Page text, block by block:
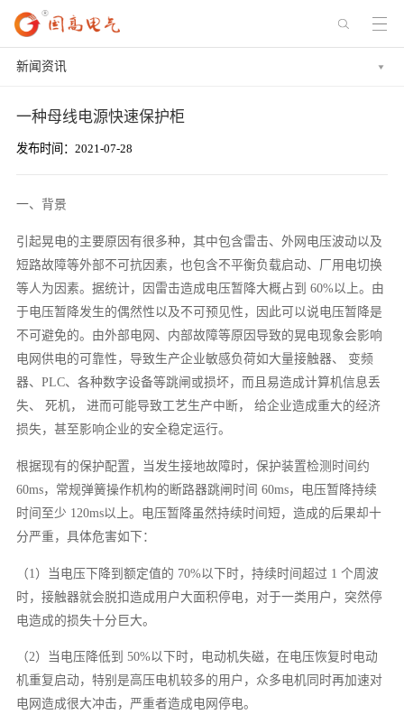
新闻资讯
一种母线电源快速保护柜
发布时间：2021-07-28
一、背景
引起晃电的主要原因有很多种，其中包含雷击、外网电压波动以及
短路故障等外部不可抗因素，也包含不平衡负载启动、厂用电切换
等人为因素。据统计，因雷击造成电压暂降大概占到 60%以上。由
于电压暂降发生的偶然性以及不可预见性，因此可以说电压暂降是
不可避免的。由外部电网、内部故障等原因导致的晃电现象会影响
电网供电的可靠性，导致生产企业敏感负荷如大量接触器、 变频
器、PLC、各种数字设备等跳闸或损坏，而且易造成计算机信息丢
失、 死机， 进而可能导致工艺生产中断， 给企业造成重大的经济
损失，甚至影响企业的安全稳定运行。
根据现有的保护配置，当发生接地故障时，保护装置检测时间约
60ms，常规弹簧操作机构的断路器跳闸时间 60ms，电压暂降持续
时间至少 120ms以上。电压暂降虽然持续时间短，造成的后果却十
分严重，具体危害如下：
（1）当电压下降到额定值的 70%以下时，持续时间超过 1 个周波
时，接触器就会脱扣造成用户大面积停电，对于一类用户，突然停
电造成的损失十分巨大。
（2）当电压降低到 50%以下时，电动机失磁，在电压恢复时电动
机重复启动，特别是高压电机较多的用户，众多电机同时再加速对
电网造成很大冲击，严重者造成电网停电。